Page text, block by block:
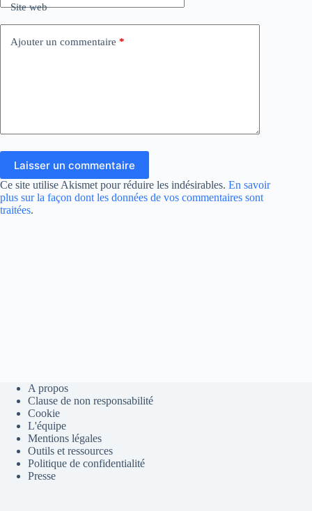
Site web
Ajouter un commentaire *
Laisser un commentaire
Ce site utilise Akismet pour réduire les indésirables. En savoir
plus sur la façon dont les données de vos commentaires sont
traitées.
A propos
Clause de non responsabilité
Cookie
L'équipe
Mentions légales
Outils et ressources
Politique de confidentialité
Presse